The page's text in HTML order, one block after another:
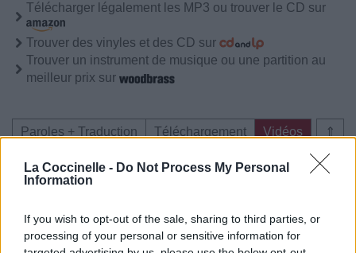
La Coccinelle - Do Not Process My Personal
Information
If you wish to opt-out of the sale, sharing to third parties, or
processing of your personal or sensitive information for
Télécharger légalement les MP3 ou trouver le CD sur
Trouver des vinyles et des CD sur
Trouver un instrument de musique ou une partition au
meilleur prix sur
⇑
Paroles + Traduction Téléchargement
Vidéos
Warrior»